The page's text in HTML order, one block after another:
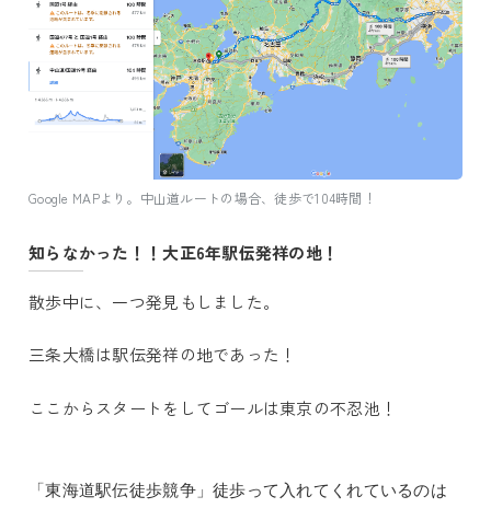
Google MAPより。中山道ルートの場合、徒歩で104時間！
知らなかった！！大正6年駅伝発祥の地！
散歩中に、一つ発見もしました。
三条大橋は駅伝発祥の地であった！
ここからスタートをしてゴールは東京の不忍池！
「東海道駅伝徒歩競争」徒歩って入れてくれているのは